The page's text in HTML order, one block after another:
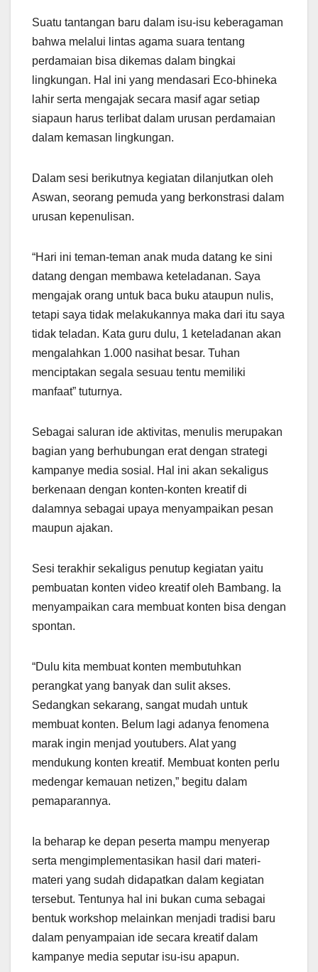
Suatu tantangan baru dalam isu-isu keberagaman
bahwa melalui lintas agama suara tentang
perdamaian bisa dikemas dalam bingkai
lingkungan. Hal ini yang mendasari Eco-bhineka
lahir serta mengajak secara masif agar setiap
siapaun harus terlibat dalam urusan perdamaian
dalam kemasan lingkungan.
Dalam sesi berikutnya kegiatan dilanjutkan oleh
Aswan, seorang pemuda yang berkonstrasi dalam
urusan kepenulisan.
“Hari ini teman-teman anak muda datang ke sini
datang dengan membawa keteladanan. Saya
mengajak orang untuk baca buku ataupun nulis,
tetapi saya tidak melakukannya maka dari itu saya
tidak teladan. Kata guru dulu, 1 keteladanan akan
mengalahkan 1.000 nasihat besar. Tuhan
menciptakan segala sesuau tentu memiliki
manfaat” tuturnya.
Sebagai saluran ide aktivitas, menulis merupakan
bagian yang berhubungan erat dengan strategi
kampanye media sosial. Hal ini akan sekaligus
berkenaan dengan konten-konten kreatif di
dalamnya sebagai upaya menyampaikan pesan
maupun ajakan.
Sesi terakhir sekaligus penutup kegiatan yaitu
pembuatan konten video kreatif oleh Bambang. Ia
menyampaikan cara membuat konten bisa dengan
spontan.
“Dulu kita membuat konten membutuhkan
perangkat yang banyak dan sulit akses.
Sedangkan sekarang, sangat mudah untuk
membuat konten. Belum lagi adanya fenomena
marak ingin menjad youtubers. Alat yang
mendukung konten kreatif. Membuat konten perlu
medengar kemauan netizen,” begitu dalam
pemaparannya.
Ia beharap ke depan peserta mampu menyerap
serta mengimplementasikan hasil dari materi-
materi yang sudah didapatkan dalam kegiatan
tersebut. Tentunya hal ini bukan cuma sebagai
bentuk workshop melainkan menjadi tradisi baru
dalam penyampaian ide secara kreatif dalam
kampanye media seputar isu-isu apapun.